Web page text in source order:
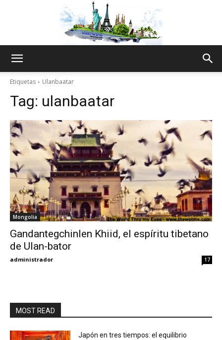
Thru
My
Etiquetas Ulanbaatar
Tag: ulanbaatar
Mongolia
Gandantegchinlen Khiid, el espíritu tibetano
de Ulan-bator
administrador 17
MOST READ
Japón en tres tiempos: el equilibrio